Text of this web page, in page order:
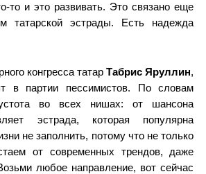
то и это развивать. Это связано еще
татарской эстрады. Есть надежда
конгресса татарТабрис Яруллин,
в партии пессимистов. По словам
во всех нишах: от шансона
эстрада, которая популярна
не заполнить, потому что не только
от современных трендов, даже
любое направление, вот сейчас